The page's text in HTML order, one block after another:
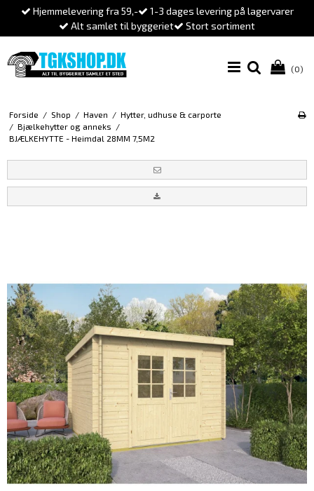
Hjemmelevering fra 59,-
1-3 dages levering på lagervarer
Alt samlet til byggeriet
Stort sortiment
(0)
Forside / Shop / Haven / Hytter, udhuse & carporte
/ Bjælkehytter og anneks /
BJÆLKEHYTTE - Heimdal 28MM 7,5M2